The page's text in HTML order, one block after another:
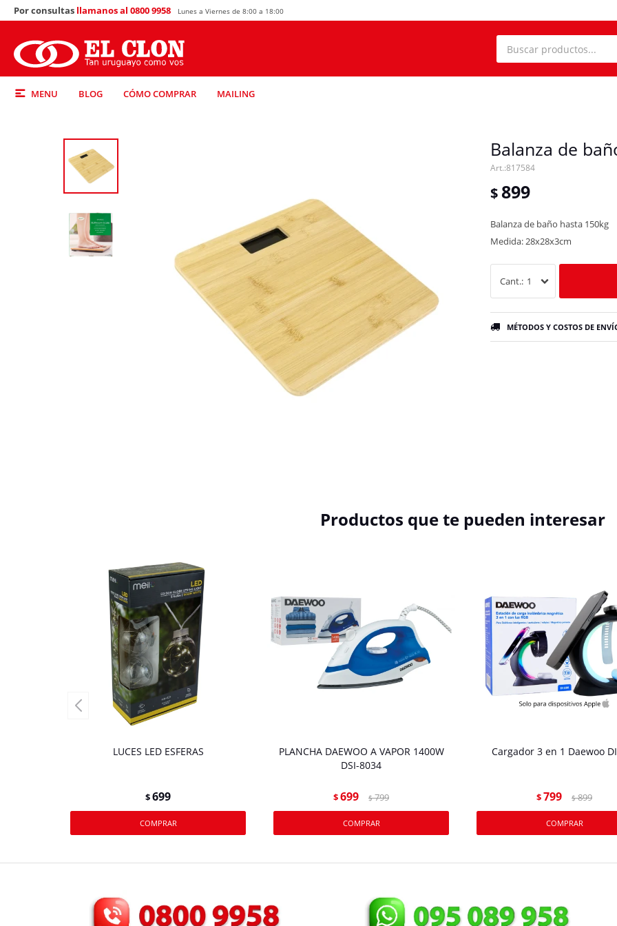
MENU BLOG CÓMO COMPRAR MAILING
Por consultas llamanos al 0800 9958 Lunes a Viernes de 8:00 a 18:00
Balanza de
817584
$ 899
Balanza de baño hasta 150kg
Medida: 28x28x3cm
1
MÉTODOS Y COSTOS DE
Productos que te pueden interesar
LUCES LED ESFERAS
$699
PLANCHA DAEWOO A VAPOR 1400W
DSI-8034
$699 $ 799
Cargador 3 en 1 Daewoo
$799 $ 899